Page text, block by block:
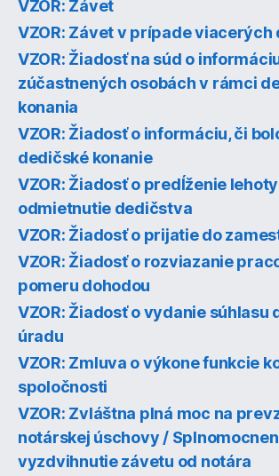
VZOR: Závet
VZOR: Závet v prípade viacerých
VZOR: Žiadosť na súd o
zúčastnených osobách v rámci
konania
VZOR: Žiadosť o informáciu, či
dedičské konanie
VZOR: Žiadosť o predĺženie
odmietnutie dedičstva
VZOR: Žiadosť o prijatie do
VZOR: Žiadosť o rozviazanie
pomeru dohodou
VZOR: Žiadosť o vydanie súhlasu
úradu
VZOR: Zmluva o výkone funkcie
spoločnosti
VZOR: Zvláštna plná moc na
notárskej úschovy /
vyzdvihnutie závetu od notára